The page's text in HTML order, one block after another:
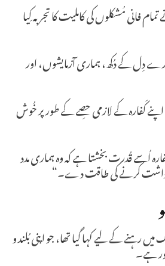
فانی مُشکلوں کی کاملیت کا تجربہ کِیا
دِل کے دُکھ، ہماری آزمایشوں، اور
کَفارہ کے لازمی حِصے کے طور پر خُوش
اُسے قُدرت بخشتا ہے کہ وہ ہماری مدد
کرنے کی طاقت دے۔“
رہنے کے لیے کہا گیا تھا، جو اپنی بُلند و
ہے۔